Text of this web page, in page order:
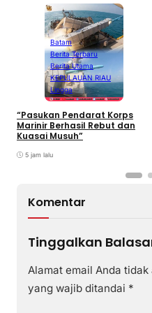
Batam
Berita Terbaru
Berita Utama
KEPULAUAN RIAU
Lingga
“Pasukan Pendarat Korps
Marinir Berhasil Rebut dan
Kuasai Musuh”
5 jam lalu
Komentar
Tinggalkan
Alamat email Anda
yang wajib ditandai *